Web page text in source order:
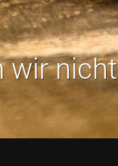
wir nicht